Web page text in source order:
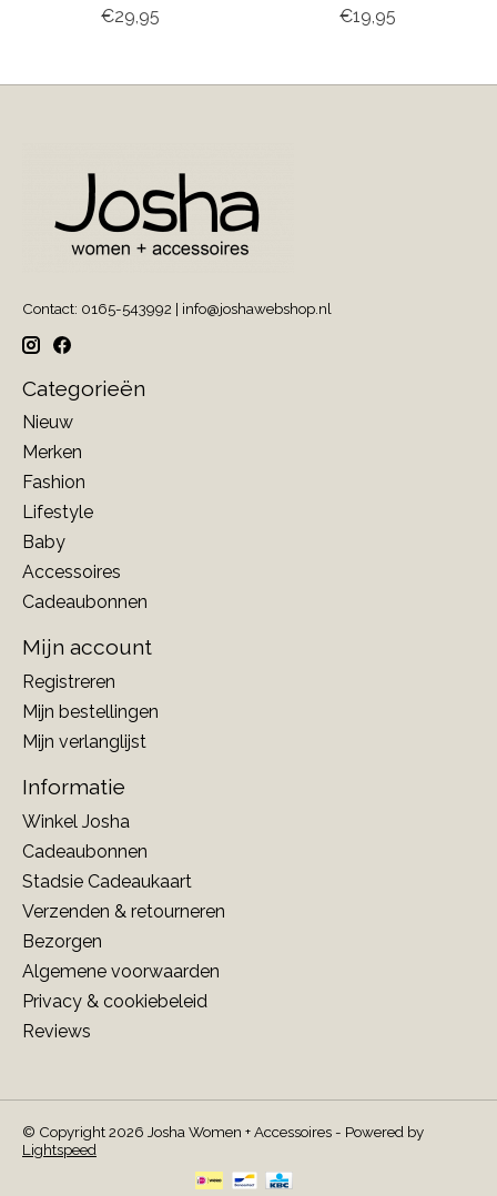
€29,95
€19,95
Contact: 0165-543992 | info@joshawebshop.nl
Categorieën
Nieuw
Merken
Fashion
Lifestyle
Baby
Accessoires
Cadeaubonnen
Mijn account
Registreren
Mijn bestellingen
Mijn verlanglijst
Informatie
Winkel Josha
Cadeaubonnen
Stadsie Cadeaukaart
Verzenden & retourneren
Bezorgen
Algemene voorwaarden
Privacy & cookiebeleid
Reviews
© Copyright 2026 Josha Women + Accessoires - Powered by
Lightspeed